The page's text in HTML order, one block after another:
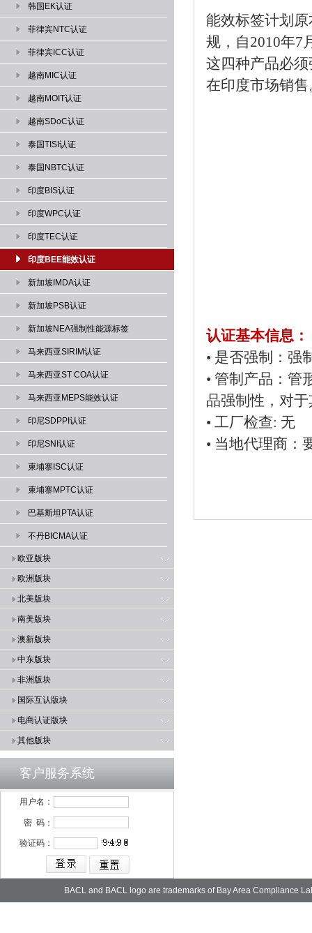
韩国EK认证
菲律宾NTC认证
菲律宾ICC认证
越南MIC认证
越南MOIT认证
越南SDoC认证
泰国TISI认证
泰国NBTC认证
印度BIS认证
印度WPC认证
印度TEC认证
印度BEE能效认证
新加坡IMDA认证
新加坡PSB认证
新加坡NEA强制性能源标签
马来西亚SIRIM认证
马来西亚ST COA认证
马来西亚MEPS能效认证
印尼SDPPI认证
印尼SNI认证
柬埔寨ISC认证
柬埔寨MPTC认证
巴基斯坦PTA认证
不丹BICMA认证
欧亚版块
欧洲版块
北美版块
南美版块
澳新版块
中东版块
非洲版块
国际互认版块
电商认证版块
其他版块
客户服务系统
用户名：
密 码：
验证码：
能效标签计划
规，自2010年7
这四种产品必
在印度市场销
认证基本信息：
• 是否强制：强
• 管制产品：管
品强制性，对
• 工厂检查: 无
• 当地代理商：
BACL and BACL logo are trademarks of Bay Area